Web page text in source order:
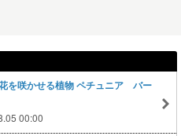
を咲かせる植物 ペチュニア バー
00:00